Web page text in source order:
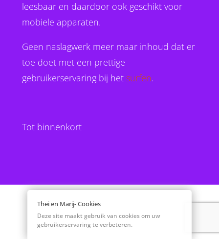
leesbaar en daardoor ook geschikt voor
mobiele apparaten.
Geen naslagwerk meer maar inhoud dat er
toe doet met een prettige
gebruikerservaring bij het surfen.
Tot binnenkort
Thei en Marij- Cookies
Deze site maakt gebruik van cookies om uw
gebruikerservaring te verbeteren.